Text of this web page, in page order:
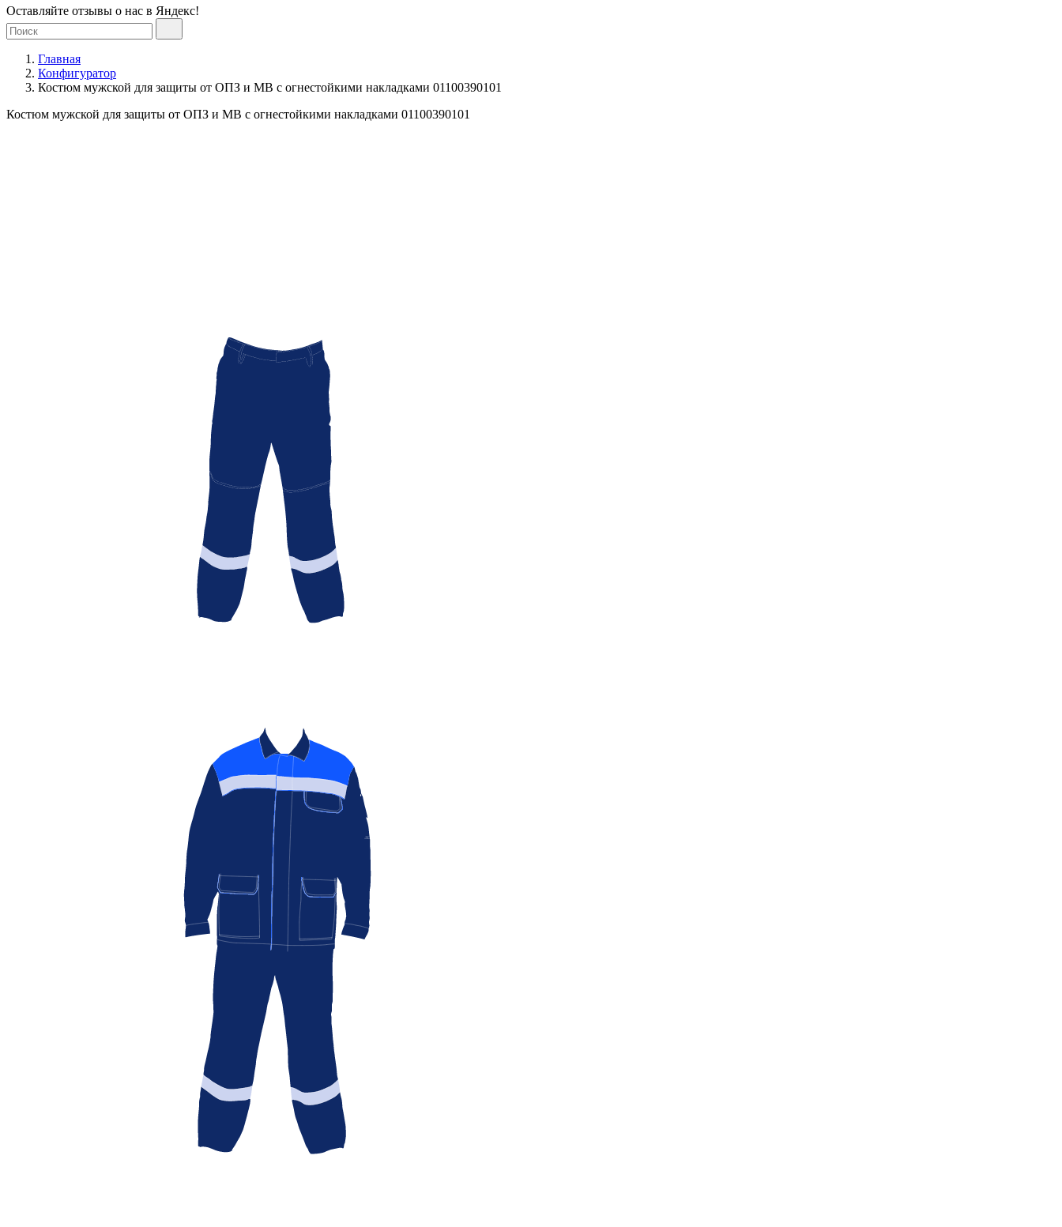
Оставляйте отзывы о нас в Яндекс!
Главная
Конфигуратор
Костюм мужской для защиты от ОПЗ и МВ с огнестойкими накладками 01100390101
Костюм мужской для защиты от ОПЗ и МВ с огнестойкими накладками 01100390101